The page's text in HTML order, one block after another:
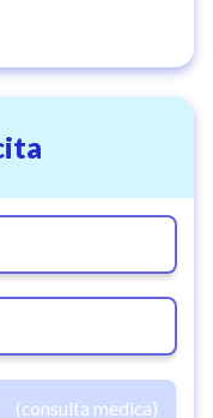
(consulta medica)